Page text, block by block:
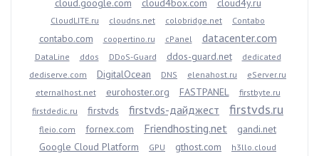
cloud.google.com cloud4box.com cloud4y.ru
CloudLITE.ru cloudns.net colobridge.net Contabo
contabo.com coopertino.ru cPanel datacenter.com
DataLine ddos DDoS-Guard ddos-guard.net
dedicated
dediserve.com
DigitalOcean DNS elenahost.ru
eServer.ru
eternalhost.net
eurohoster.org FASTPANEL
firstbyte.ru
firstdedic.ru
firstvds firstvds-дайджест firstvds.ru
fleio.com fornex.com Friendhosting.net
gandi.net
Google Cloud Platform
GPU gthost.com h3llo.cloud